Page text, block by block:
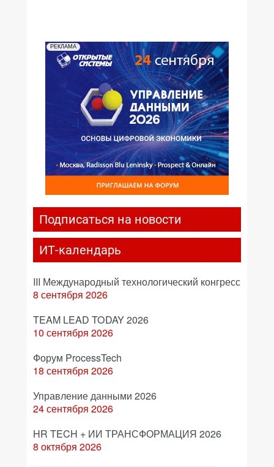
РЕКЛАМА
Подписаться на новости
ИТ-календарь
III Международный технологический конгресс
8 сентября 2026
TEAM LEAD TODAY 2026
10 сентября 2026
Форум ProcessTech
18 сентября 2026
Управление данными 2026
24 сентября 2026
HR TECH + ИИ ТРАНСФОРМАЦИЯ 2026
8 октября 2026